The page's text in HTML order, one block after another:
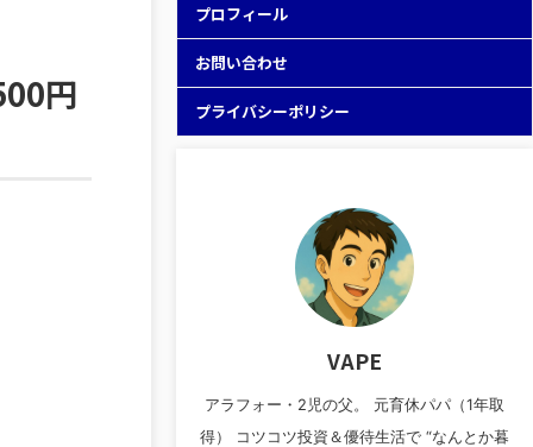
円
プロフィール
お問い合わせ
プライバシーポリシー
VAPE
アラフォー・2児の父。 元育休パパ（1年取
得） コツコツ投資＆優待生活で “なんとか暮